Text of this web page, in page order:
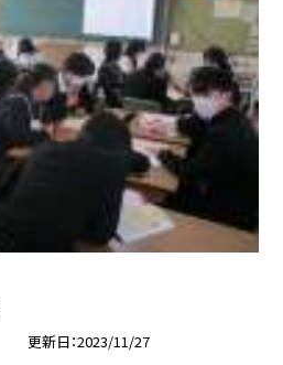
更新日 2023/11/27